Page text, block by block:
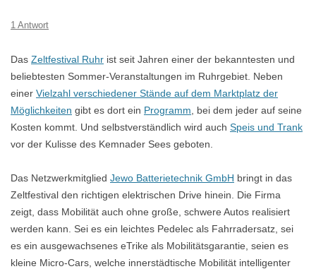
1 Antwort
Das Zeltfestival Ruhr ist seit Jahren einer der bekanntesten und
beliebtesten Sommer-Veranstaltungen im Ruhrgebiet. Neben
einer Vielzahl verschiedener Stände auf dem Marktplatz der
Möglichkeiten gibt es dort ein Programm , bei dem jeder auf seine
Kosten kommt. Und selbstverständlich wird auch Speis und Trank
vor der Kulisse des Kemnader Sees geboten.
Das Netzwerkmitglied Jewo Batterietechnik GmbH bringt in das
Zeltfestival den richtigen elektrischen Drive hinein. Die Firma
zeigt, dass Mobilität auch ohne große, schwere Autos realisiert
werden kann. Sei es ein leichtes Pedelec als Fahrradersatz, sei
es ein ausgewachsenes eTrike als Mobilitätsgarantie, seien es
kleine Micro-Cars, welche innerstädtische Mobilität intelligenter